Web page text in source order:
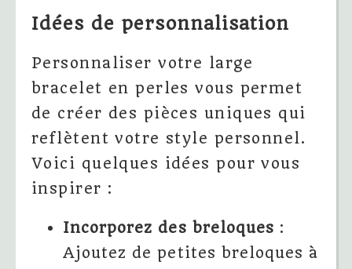
Idées de personnalisation
Personnaliser votre large
bracelet en perles vous permet
de créer des pièces uniques qui
reflètent votre style personnel.
Voici quelques idées pour vous
inspirer :
Incorporez des breloques :
Ajoutez de petites breloques à